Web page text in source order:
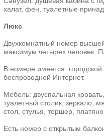
халат, фен, туалетные
Люкс
Двухкомнатный номер
максимум четырех человек.
В номере имеется:
беспроводной Интернет.
Мебель: двуспальная
туалетный столик, зеркало,
стол, стулья, торшер,
Есть номер с открытым